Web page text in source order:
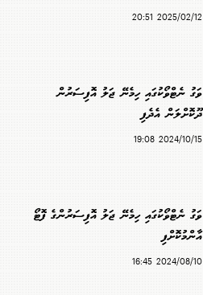
2025/02/12 20:51
ވަގު ނެޓްވޯކުގައި ހިމެނޭ ޖަލު އޮފިސަރުން
ދޫކޮށްލަން އެދެފި
2024/10/15 19:08
ވަގު ނެޓްވޯކުގައި ހިމެނޭ ޖަލު އޮފިސަރުންގެ ފޮޓޯ
އާންމުކޮށްފި
2024/08/10 16:45